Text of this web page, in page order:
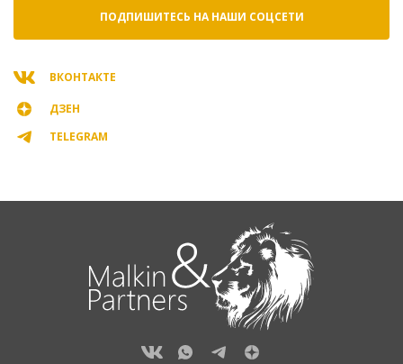
ПОДПИШИТЕСЬ НА НАШИ СОЦСЕТИ
ВКОНТАКТЕ
ДЗЕН
TELEGRAM